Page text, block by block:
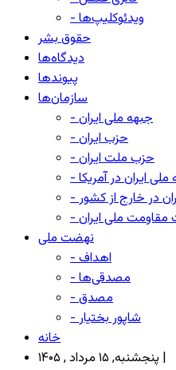
- ویدئوکلیپ‌ها
حقوق بشر
دیدگاه‌ها
پیوندها
سازمان‌ها
- جبهه ملی ایران
- حزب ایران
- حزب ملت ایران
ایران در آمریکا
در خارج از کشور
مقاومت ملی ایران
نهضت ملی
- اهداف
- مصدقی‌ها
- مصدق
- شاپور بختیار
خانه
پنجشنبه, ۱۵ مرداد , ۱۴۰۵ |